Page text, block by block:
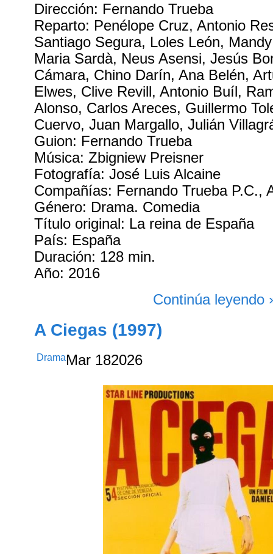
Dirección: Fernando Trueba
Reparto: Penélope Cruz, Antonio
Santiago Segura, Loles León,
Maria Sardà, Neus Asensi, Jesús
Cámara, Chino Darín, Ana Belén,
Elwes, Clive Revill, Antonio Buíl,
Alonso, Carlos Areces, Guillermo
Cuervo, Juan Margallo, Julián
Guion: Fernando Trueba
Música: Zbigniew Preisner
Fotografía: José Luis Alcaine
Compañías: Fernando Trueba P.C.,
Género: Drama. Comedia
Título original: La reina de España
País: España
Duración: 128 min.
Año: 2016
Continúa leyendo
A Ciegas (1997)
DramaMar 182026